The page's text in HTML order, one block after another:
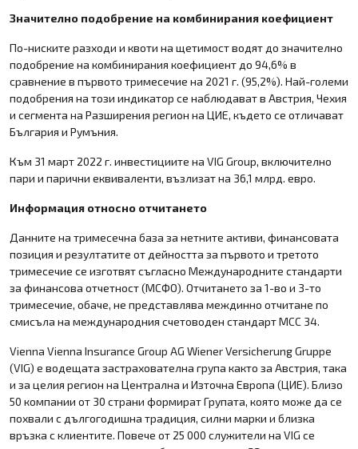
Значително подобрение на комбинирания коефициент
По-ниските разходи и квоти на щетимост водят до значително
подобрение на комбинирания коефициент до 94,6% в
сравнение в първото тримесечие на 2021 г. (95,2%). Най-големи
подобрения на този индикатор се наблюдават в Австрия, Чехия
и сегмента на Разширения регион на ЦИЕ, където се отличават
България и Румъния.
Към 31 март 2022 г. инвестициите на VIG Group, включително
пари и парични еквиваленти, възлизат на 36,1 млрд. евро.
Информация относно отчитането
Данните на тримесечна база за нетните активи, финансовата
позиция и резултатите от дейността за първото и третото
тримесечие се изготвят съгласно Международните стандарти
за финансова отчетност (МСФО). Отчитането за 1-во и 3-то
тримесечие, обаче, не представлява междинно отчитане по
смисъла на международния счетоводен стандарт МСС 34.
Vienna Vienna Insurance Group AG Wiener Versicherung Gruppe
(VIG) е водещата застрахователна група както за Австрия, така
и за целия регион на Централна и Източна Европа (ЦИЕ). Близо
50 компании от 30 страни формират Групата, която може да се
похвали с дългогодишна традиция, силни марки и близка
връзка с клиентите. Повече от 25 000 служители на VIG се